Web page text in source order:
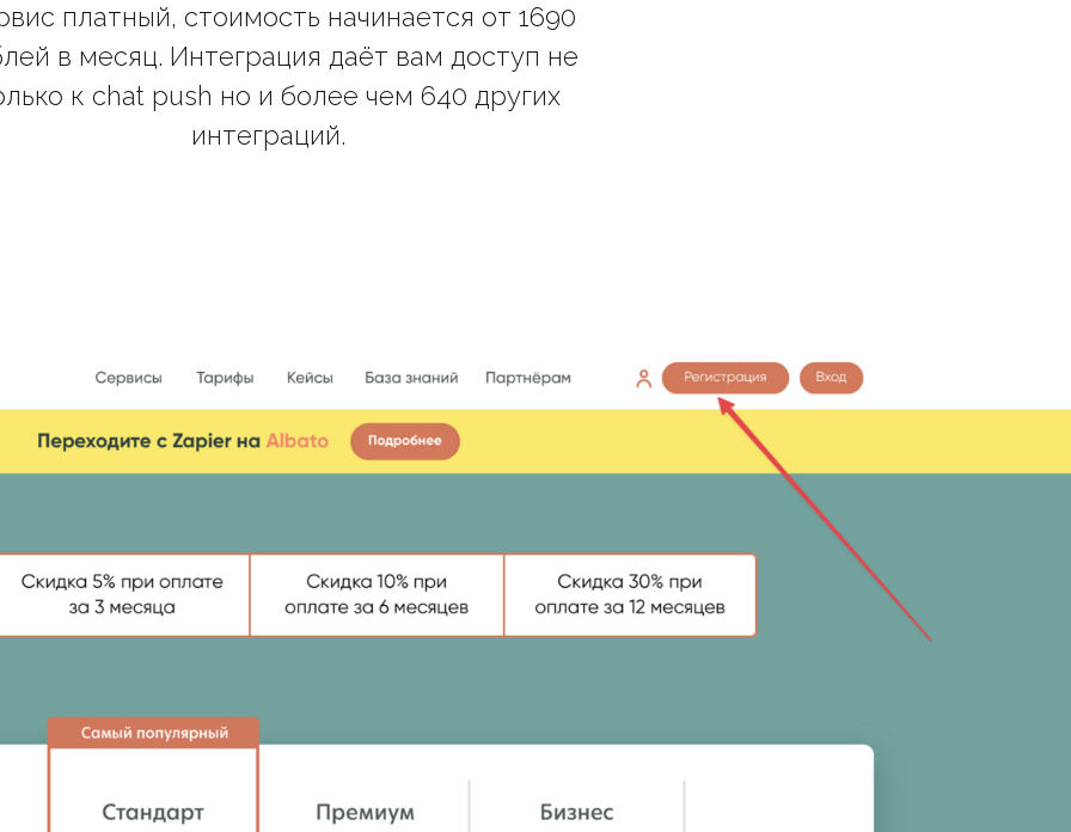
платный, стоимость начинается от 1690
в месяц. Интеграция даёт вам доступ не
к chat push но и более чем 640 других
интеграций.